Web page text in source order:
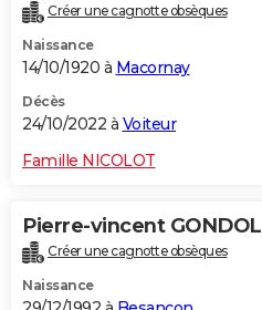
Créer une cagnotte obsèques
Naissance
14/10/1920 à Macornay
Décès
24/10/2022 à Voiteur
Famille NICOLOT
Pierre-vincent GONDOL
Créer une cagnotte obsèques
Naissance